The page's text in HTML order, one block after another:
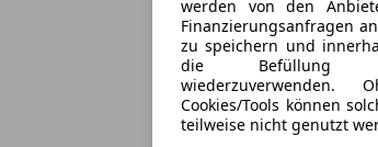
werden von den
Finanzierungsanfragen
zu speichern und
die Befüllung
Cookies/Tools können
teilweise nicht genutzt